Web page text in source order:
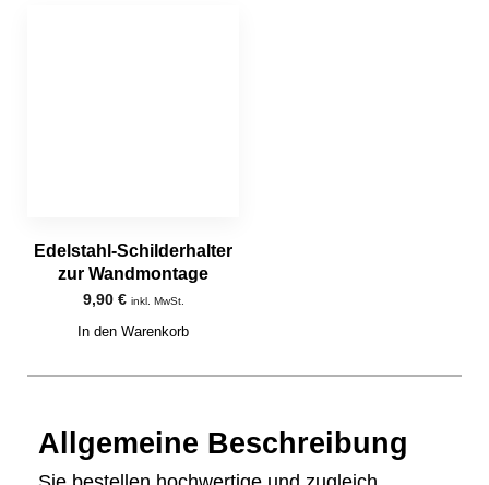
Edelstahl-Schilderhalter
zur Wandmontage
9,90 € inkl. MwSt.
In den Warenkorb
Allgemeine Beschreibung